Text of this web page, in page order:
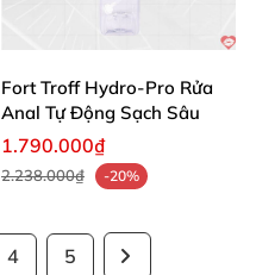
Fort Troff Hydro-Pro Rửa
Anal Tự Động Sạch Sâu
1.790.000₫
2.238.000₫ -20%
4 5